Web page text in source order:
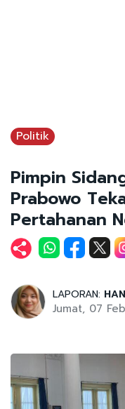
Politik
Pimpin
Prabowo
Pertahanan
LAPORAN:
Jumat, 07